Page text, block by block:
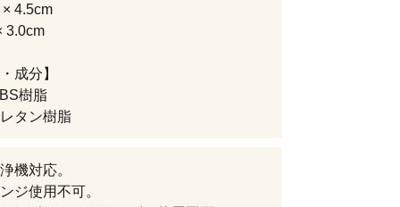
4.5cm
3.0cm
成分】
樹脂
タン樹脂
機対応。
ジ使用不可。